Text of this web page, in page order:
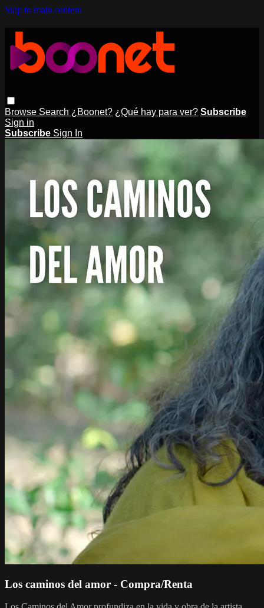
Skip to main content
Browse Search ¿Boonet? ¿Qué hay para ver? Subscribe
Sign in
Subscribe Sign In
Los caminos del amor - Compra/Renta